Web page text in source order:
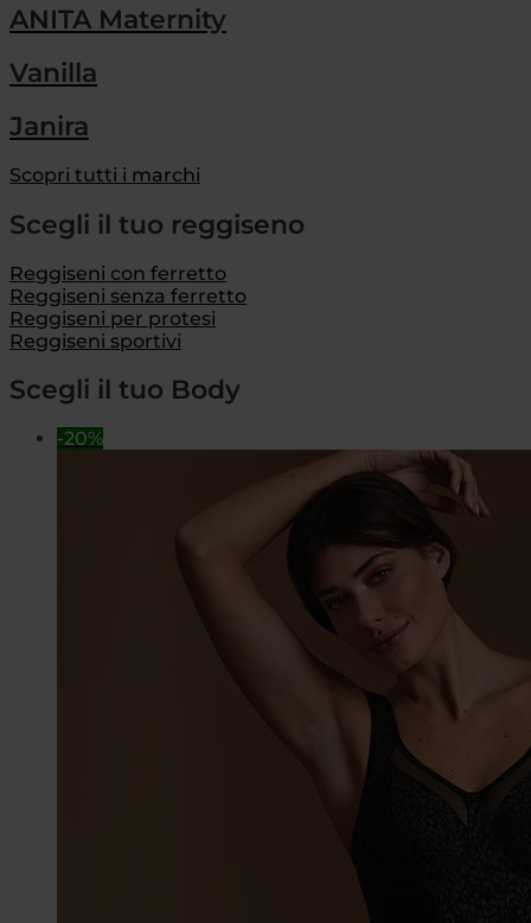
ANITA Maternity
Vanilla
Janira
Scopri tutti i marchi
Scegli il tuo reggiseno
Reggiseni con ferretto
Reggiseni senza ferretto
Reggiseni per protesi
Reggiseni sportivi
Scegli il tuo Body
-20%